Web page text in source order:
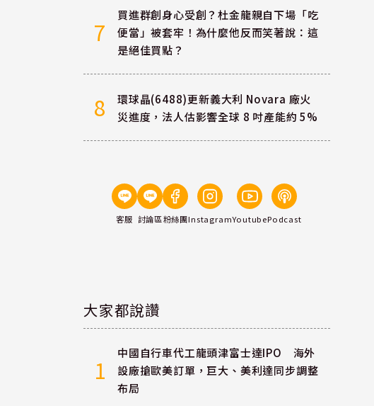
7
買進群創身心受創？杜金龍親自下場「吃
便當」被套牢！為什麼他反而笑著說：這
是絕佳買點？
8
環球晶(6488)更新義大利 Novara 廠火
災進度，法人估影響全球 8 吋產能約 5%
客服 討論區粉絲團InstagramYoutubePodcast
大家都說讚
1
中國自行車代工龍頭津富士達IPO 海外
設廠搶歐美訂單，巨大、美利達同步調整
布局